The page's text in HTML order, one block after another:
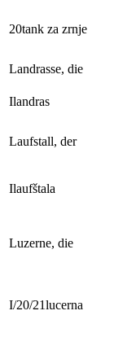
20tank za zrnje
Landrasse, die
Ilandras
Laufstall, der
Ilaufštala
Luzerne, die
I/20/21lucerna